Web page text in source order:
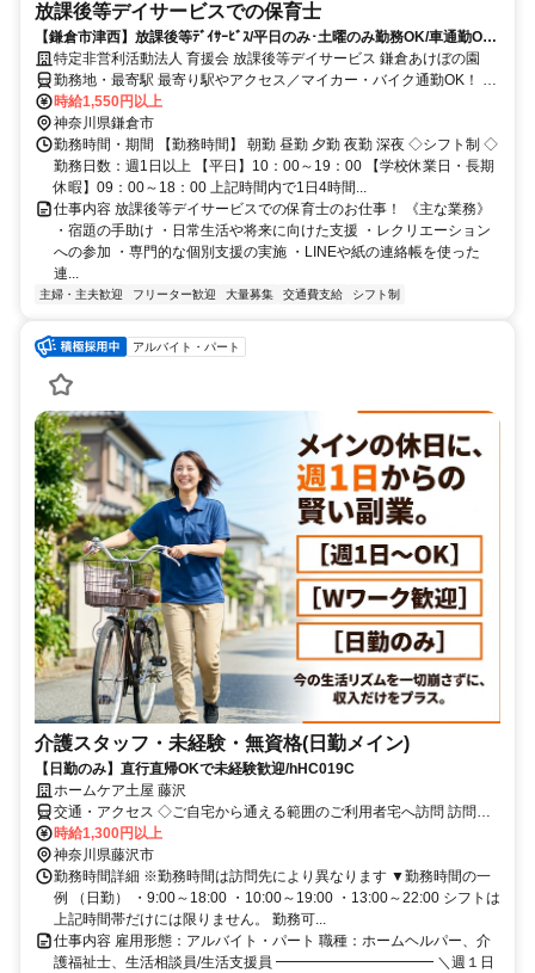
放課後等デイサービスでの保育士
【鎌倉市津西】放課後等ﾃﾞｲｻｰﾋﾞｽ/平日のみ･土曜のみ勤務OK/車通勤OK/
温かい雰囲気の職場です!
特定非営利活動法人 育援会 放課後等デイサービス 鎌倉あけぼの園
勤務地・最寄駅 最寄り駅やアクセス／マイカー・バイク通勤OK！ 江
ノ島電鉄線 鎌倉高校前駅 徒歩10分 湘南モノレール 片瀬山駅 徒歩10
分
時給1,550円以上
神奈川県鎌倉市
勤務時間・期間 【勤務時間】 朝勤 昼勤 夕勤 夜勤 深夜 ◇シフト制 ◇
勤務日数：週1日以上 【平日】10：00～19：00 【学校休業日・長期
休暇】09：00～18：00 上記時間内で1日4時間...
仕事内容 放課後等デイサービスでの保育士のお仕事！ 《主な業務》
・宿題の手助け ・日常生活や将来に向けた支援 ・レクリエーション
への参加 ・専門的な個別支援の実施 ・LINEや紙の連絡帳を使った
連...
主婦・主夫歓迎 フリーター歓迎 大量募集 交通費支給 シフト制
アルバイト・パート
介護スタッフ・未経験・無資格(日勤メイン)
【日勤のみ】直行直帰OKで未経験歓迎/hHC019C
ホームケア土屋 藤沢
交通・アクセス ◇ご自宅から通える範囲のご利用者宅へ訪問 訪問先
へは自宅から直行直帰。 訪問時に発生する交通費は全額支給いたし
ます。 電車やバス通勤、通える範囲であれば徒歩や自転車もＯＫ！
ご利用者の状況により訪問先が変わることがあります。
時給1,300円以上
神奈川県藤沢市
勤務時間詳細 ※勤務時間は訪問先により異なります ▼勤務時間の一
例 （日勤） ・9:00～18:00 ・10:00～19:00 ・13:00～22:00 シフトは
上記時間帯だけには限りません。 勤務可...
仕事内容 雇用形態：アルバイト・パート 職種：ホームヘルパー、介
護福祉士、生活相談員/生活支援員 ━━━━━━━━━━━ ＼週１日